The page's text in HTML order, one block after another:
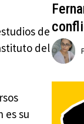
de
del
es su